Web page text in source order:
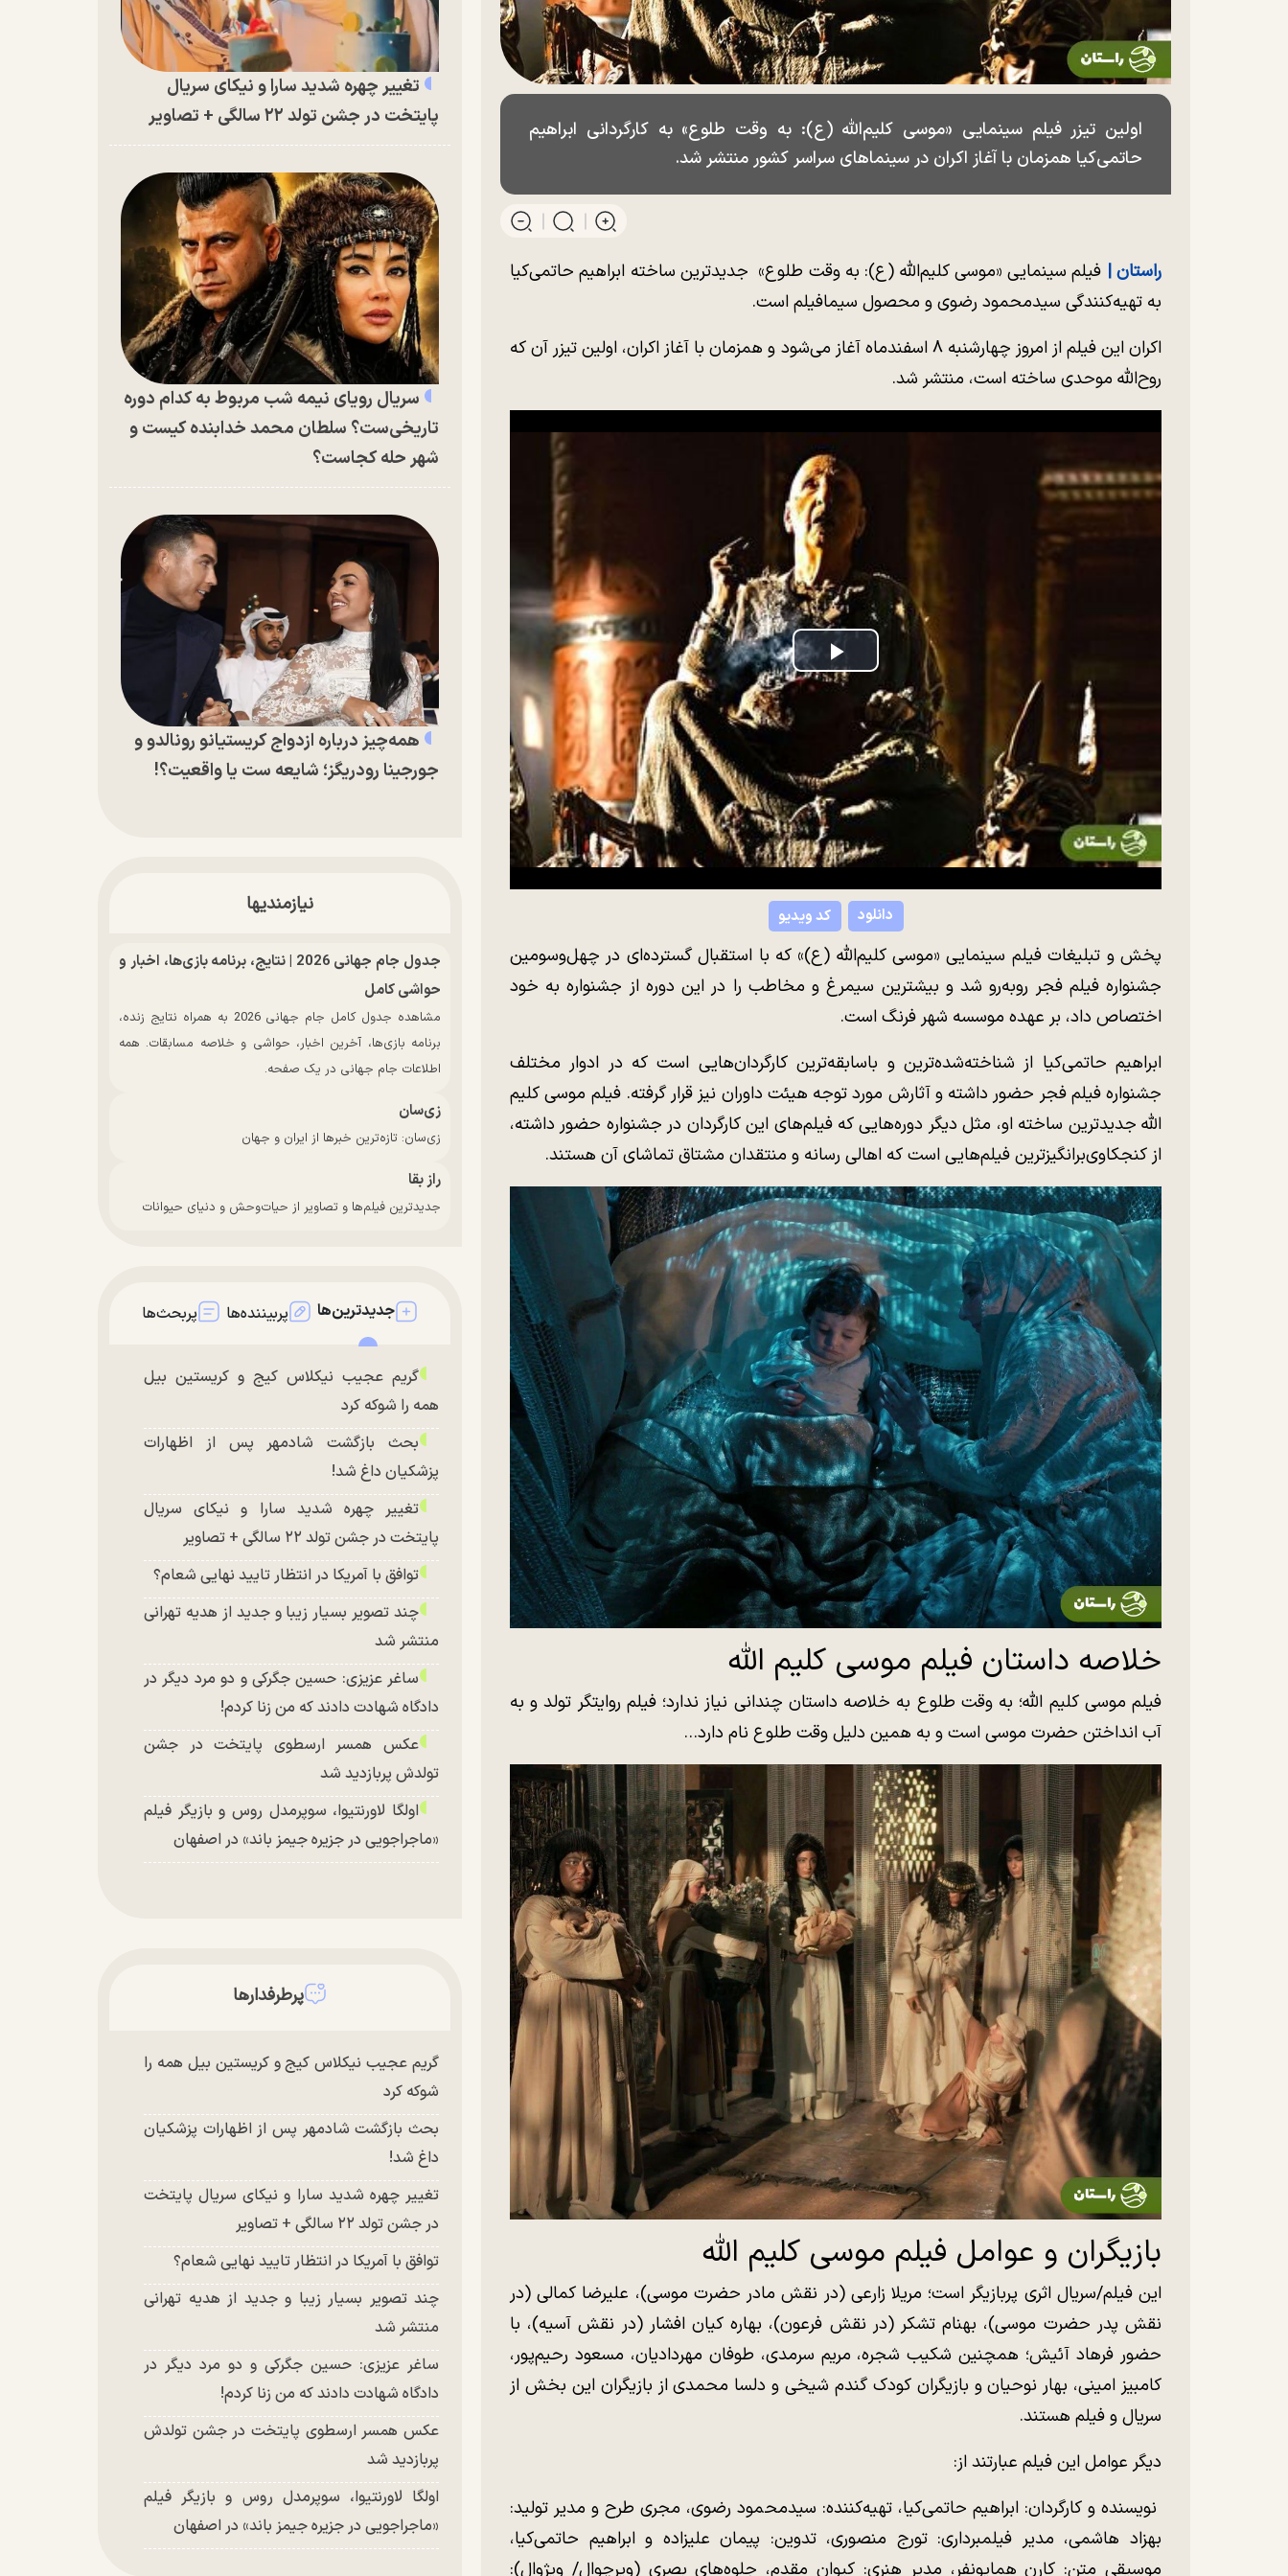
اولین تیزر فیلم سینمایی «موسی کلیم‌الله (ع): به وقت طلوع» به کارگردانی ابراهیم
حاتمی‌کیا همزمان با آغاز اکران در سینماهای سراسر کشور منتشر شد.
راستان | فیلم سینمایی «موسی کلیم‌الله (ع): به وقت طلوع» جدیدترین ساخته ابراهیم حاتمی‌کیا
به تهیه‌کنندگی سیدمحمود رضوی و محصول سیمافیلم است.
اکران این فیلم از امروز چهارشنبه ۸ اسفندماه آغاز می‌شود و همزمان با آغاز اکران، اولین تیزر آن که
روح‌الله موحدی ساخته است، منتشر شد.
Play
Video
کد ویدیو دانلود
پخش و تبلیغات فیلم سینمایی «موسی کلیم‌الله (ع)» که با استقبال گسترده‌ای در چهل‌وسومین
جشنواره فیلم فجر روبه‌رو شد و بیشترین سیمرغ و مخاطب را در این دوره از جشنواره به خود
اختصاص داد، بر عهده موسسه شهر فرنگ است.
ابراهیم حاتمی‌کیا از شناخته‌شده‌ترین و باسابقه‌ترین کارگردان‌هایی است که در ادوار مختلف
جشنواره فیلم فجر حضور داشته و آثارش مورد توجه هیئت داوران نیز قرار گرفته. فیلم موسی کلیم‌
الله جدیدترین ساخته او، مثل دیگر دوره‌هایی که فیلم‌های این کارگردان در جشنواره حضور داشته،
از کنجکاوی‌برانگیزترین فیلم‌هایی است که اهالی رسانه و منتقدان مشتاق تماشای آن هستند.
خلاصه داستان فیلم موسی کلیم الله
فیلم موسی کلیم الله؛ به وقت طلوع به خلاصه داستان چندانی نیاز ندارد؛ فیلم روایتگر تولد و به
آب انداختن حضرت موسی است و به همین دلیل وقت طلوع نام دارد…
بازیگران و عوامل فیلم موسی کلیم الله
این فیلم/سریال اثری پربازیگر است؛ مریلا زارعی (در نقش مادر حضرت موسی)، علیرضا کمالی (در
نقش پدر حضرت موسی)، بهنام تشکر (در نقش فرعون)، بهاره کیان افشار (در نقش آسیه)، با
حضور فرهاد آئیش؛ همچنین شکیب شجره، مریم سرمدی، طوفان مهردادیان، مسعود رحیم‌پور،
کامبیز امینی، بهار نوحیان و بازیگران کودک گندم شیخی و دلسا محمدی از بازیگران این بخش از
سریال و فیلم هستند.
دیگر عوامل این فیلم عبارتند از:
نویسنده و کارگردان: ابراهیم حاتمی‌کیا، تهیه‌کننده: سیدمحمود رضوی، مجری طرح و مدیر تولید:
بهزاد هاشمی، مدیر فیلمبرداری: تورج منصوری، تدوین: پیمان علیزاده و ابراهیم حاتمی‌کیا،
موسیقی متن: کارن همایونفر، مدیر هنری: کیوان مقدم، جلوه‌های بصری (ویرچوال/ ویژوال):
تغییر چهره شدید سارا و نیکای سریال
پایتخت در جشن تولد ۲۲ سالگی + تصاویر
سریال رویای نیمه شب مربوط به کدام دوره
تاریخی‌ست؟ سلطان محمد خدابنده کیست و
شهر حله کجاست؟
همه‌چیز درباره ازدواج کریستیانو رونالدو و
جورجینا رودریگز؛ شایعه ست یا واقعیت؟!
نیازمندیها
جدول جام جهانی 2026 | نتایج، برنامه بازی‌ها، اخبار و
حواشی کامل
مشاهده جدول کامل جام جهانی 2026 به همراه نتایج زنده،
برنامه بازی‌ها، آخرین اخبار، حواشی و خلاصه مسابقات. همه
اطلاعات جام جهانی در یک صفحه.
زی‌سان
زی‌سان: تازه‌ترین خبرها از ایران و جهان
راز بقا
جدیدترین فیلم‌ها و تصاویر از حیات‌وحش و دنیای حیوانات
جدیدترین‌ها پربیننده‌ها پربحث‌ها
گریم عجیب نیکلاس کیج و کریستین بیل
همه را شوکه کرد
بحث بازگشت شادمهر پس از اظهارات
پزشکیان داغ شد!
تغییر چهره شدید سارا و نیکای سریال
پایتخت در جشن تولد ۲۲ سالگی + تصاویر
توافق با آمریکا در انتظار تایید نهایی شعام؟
چند تصویر بسیار زیبا و جدید از هدیه تهرانی
منتشر شد
ساغر عزیزی: حسین جگرکی و دو مرد دیگر در
دادگاه شهادت دادند که من زنا کردم!
عکس همسر ارسطوی پایتخت در جشن
تولدش پربازدید شد
اولگا لاورنتیوا، سوپرمدل روس و بازیگر فیلم
«ماجراجویی در جزیره جیمز باند» در اصفهان
پرطرفدارها
گریم عجیب نیکلاس کیج و کریستین بیل همه را
شوکه کرد
بحث بازگشت شادمهر پس از اظهارات پزشکیان
داغ شد!
تغییر چهره شدید سارا و نیکای سریال پایتخت
در جشن تولد ۲۲ سالگی + تصاویر
توافق با آمریکا در انتظار تایید نهایی شعام؟
چند تصویر بسیار زیبا و جدید از هدیه تهرانی
منتشر شد
ساغر عزیزی: حسین جگرکی و دو مرد دیگر در
دادگاه شهادت دادند که من زنا کردم!
عکس همسر ارسطوی پایتخت در جشن تولدش
پربازدید شد
اولگا لاورنتیوا، سوپرمدل روس و بازیگر فیلم
«ماجراجویی در جزیره جیمز باند» در اصفهان